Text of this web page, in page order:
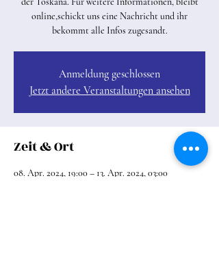
online,schickt uns eine Nachricht und ihr
bekommt alle Infos zugesandt.
Anmeldung geschlossen
Jetzt andere Veranstaltungen ansehen
Zeit & Ort
08. Apr. 2024, 19:00 – 13. Apr. 2024, 03:00